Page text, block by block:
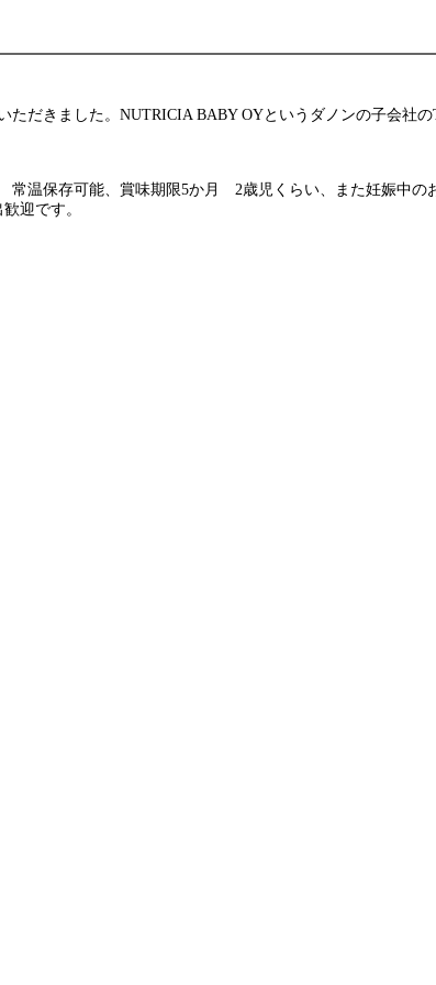
だきました。NUTRICIA BABY OYというダノンの子会社
温保存可能、賞味期限5か月 2歳児くらい、また妊娠中の
迎です。